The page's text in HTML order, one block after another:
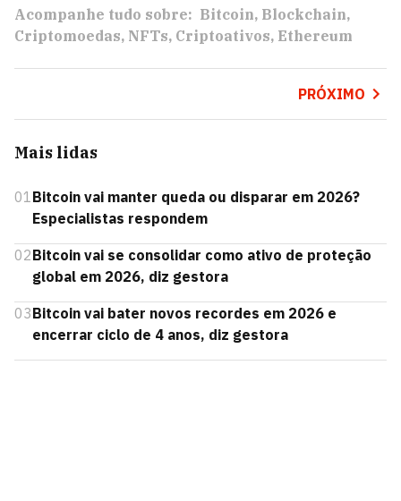
Acompanhe tudo sobre: Bitcoin Blockchain
Criptomoedas NFTs Criptoativos Ethereum
PRÓXIMO
Mais lidas
01Bitcoin vai manter queda ou disparar em 2026?
Especialistas respondem
02Bitcoin vai se consolidar como ativo de proteção
global em 2026, diz gestora
03Bitcoin vai bater novos recordes em 2026 e
encerrar ciclo de 4 anos, diz gestora